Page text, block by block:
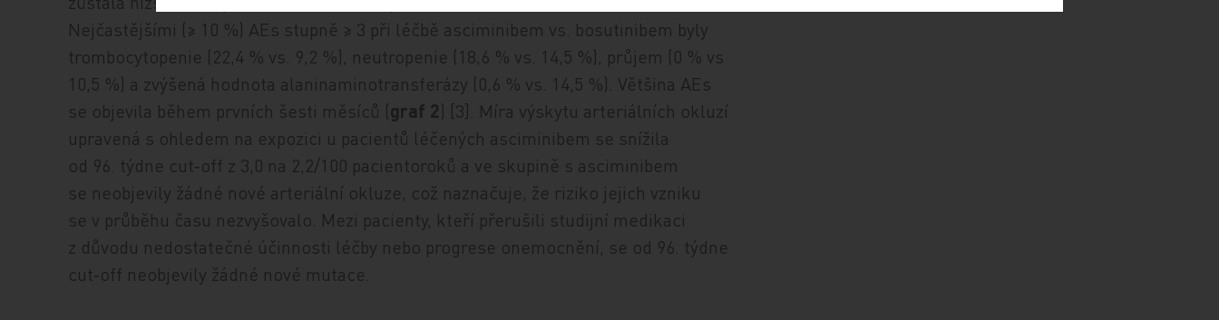
Nejčastějšími (≥ 10 %) AEs stupně ≥ 3 při léčbě asciminibem vs. bosutinibem byly
trombocytopenie (22,4 % vs. 9,2 %), neutropenie (18,6 % vs. 14,5 %), průjem (0 % vs
10,5 %) a zvýšená hodnota alaninaminotransferázy (0,6 % vs. 14,5 %). Většina AEs
se objevila během prvních šesti měsíců (graf 2) [3]. Míra výskytu arteriálních okluzí
upravená s ohledem na expozici u pacientů léčených asciminibem se snížila
od 96. týdne cut‑off z 3,0 na 2,2/100 pacientoroků a ve skupině s asciminibem
se neobjevily žádné nové arteriální okluze, což naznačuje, že riziko jejich vzniku
se v průběhu času nezvyšovalo. Mezi pacienty, kteří přerušili studijní medikaci
z důvodu nedostatečné účinnosti léčby nebo progrese onemocnění, se od 96. týdne
cut‑off neobjevily žádné nové mutace.